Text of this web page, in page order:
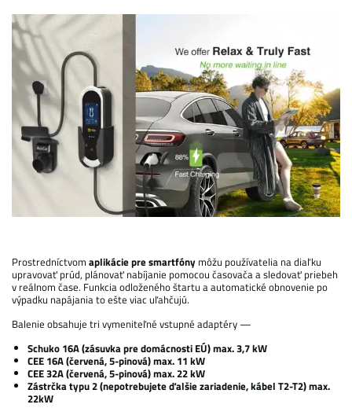
Prostredníctvom aplikácie pre smartfóny môžu používatelia na diaľku
upravovať prúd, plánovať nabíjanie pomocou časovača a sledovať priebeh
v reálnom čase. Funkcia odloženého štartu a automatické obnovenie po
výpadku napájania to ešte viac uľahčujú.
Balenie obsahuje tri vymeniteľné vstupné adaptéry —
Schuko 16A (zásuvka pre domácnosti EÚ) max. 3,7 kW
CEE 16A (červená, 5-pinová) max. 11 kW
CEE 32A (červená, 5-pinová) max. 22 kW
Zástrčka typu 2 (nepotrebujete ďalšie zariadenie, kábel T2-T2) max.
22kW